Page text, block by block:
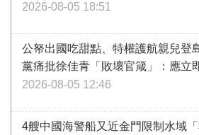
2026-08-05 18:51
公帑出國吃甜點、特權護航親兒
黨痛批徐佳青「敗壞官箴」：應立
2026-08-05 12:46
4艘中國海警船又近金門限制水域